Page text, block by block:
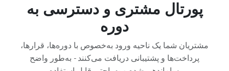
پورتال مشتری و دسترسی به
دوره
مشتریان شما یک ناحیه ورود به‌خصوص با دوره‌ها، قرارها،
پرداخت‌ها و پشتیبانی دریافت می‌کنند - به‌طور واضح